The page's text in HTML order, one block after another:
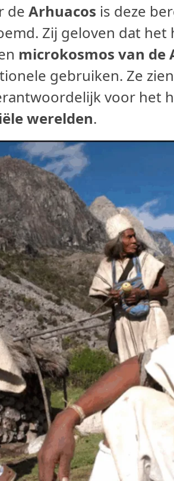
deArhuacos is deze
Zij geloven dat
microkosmos van de
gebruiken. Ze
voor het
werelden.